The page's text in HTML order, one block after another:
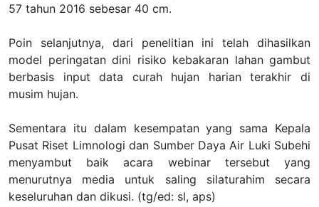
57 tahun 2016 sebesar 40 cm.
Poin selanjutnya, dari penelitian ini telah dihasilkan
model peringatan dini risiko kebakaran lahan gambut
berbasis input data curah hujan harian terakhir di
musim hujan.
Sementara itu dalam kesempatan yang sama Kepala
Pusat Riset Limnologi dan Sumber Daya Air Luki Subehi
menyambut baik acara webinar tersebut yang
menurutnya media untuk saling silaturahim secara
keseluruhan dan dikusi. (tg/ed: sl, aps)